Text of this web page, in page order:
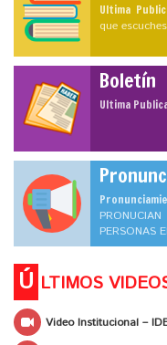
Ultima
que escuches
Boletín
Ultima
PERSONAS
Ú LTIMOS
Video Institucional –